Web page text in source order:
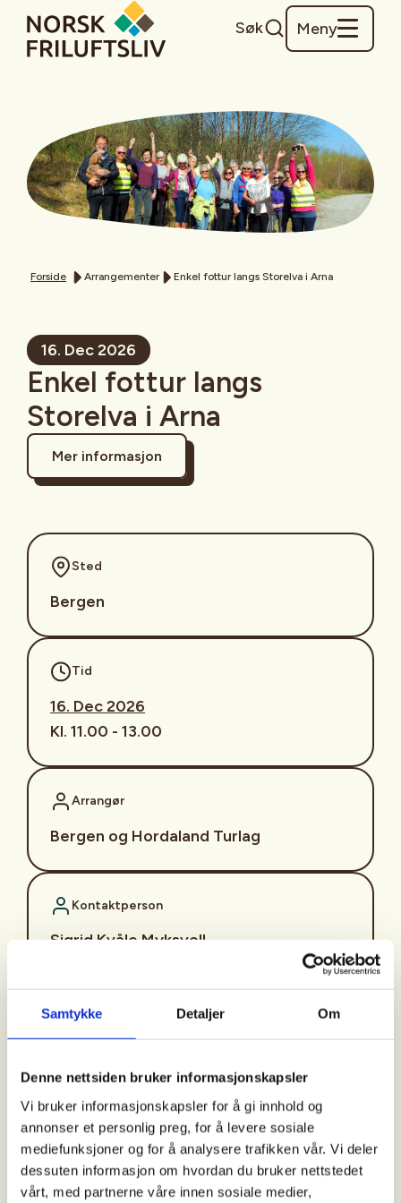
Samtykke Detaljer Om
Denne nettsiden bruker informasjonskapsler
Vi bruker informasjonskapsler for å gi innhold og
annonser et personlig preg, for å levere sosiale
mediefunksjoner og for å analysere trafikken vår. Vi deler
dessuten informasjon om hvordan du bruker nettstedet
vårt, med partnerne våre innen sosiale medier,
Søk Meny
Forside Arrangementer Enkel fottur langs Storelva i Arna
16. Dec 2026
Enkel fottur langs
Storelva i Arna
Mer informasjon
Sted
Bergen
Tid
16. Dec 2026
Kl. 11.00 - 13.00
Arrangør
Bergen og Hordaland Turlag
Kontaktperson
Sigrid Kvåle Myksvoll
Turen er en del av konseptet "Aktiv til 100" som er
vekt på et sosialt og inkluderende fellesskap.
På onsdager går vi tur langs
Storelva i Arna. Turene går hver onsdag bortsett fra
i ferier og på offentlige høytidsdager. Turene varer
i ca. 2 timer, og går på grusvei og noen ganger i